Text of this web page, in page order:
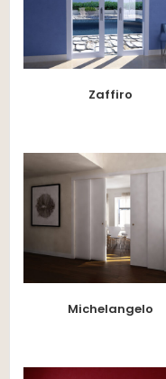
Zaffiro
Michelangelo